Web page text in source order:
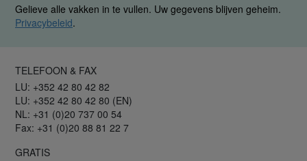
Gelieve alle vakken in te vullen. Uw gegevens blijven geheim.
Privacybeleid.
TELEFOON & FAX
LU: +352 42 80 42 82
LU: +352 42 80 42 80 (EN)
NL: +31 (0)20 737 00 54
Fax: +31 (0)20 88 81 22 7
GRATIS